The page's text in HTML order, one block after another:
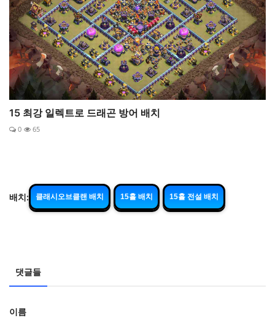
15 최강 일렉트로 드래곤 방어 배치
0 65
배치: 클래시오브클랜 배치 15홀 배치 15홀 전설 배치
댓글들
이름